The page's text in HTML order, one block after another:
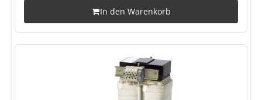
In den Warenkorb